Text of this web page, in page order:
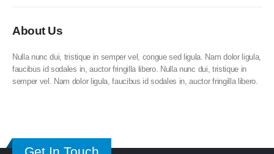
About Us
Nulla nunc dui, tristique in semper vel, congue sed ligula. Nam dolor ligula,
faucibus id sodales in, auctor fringilla libero. Nulla nunc dui, tristique in
semper vel. Nam dolor ligula, faucibus id sodales in, auctor fringilla libero.